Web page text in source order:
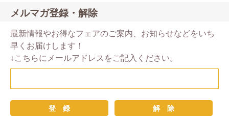
メルマガ登録・解除
最新情報やお得なフェアのご案内、お知らせなどをいち
早くお届けします！
↓こちらにメールアドレスをご記入ください。